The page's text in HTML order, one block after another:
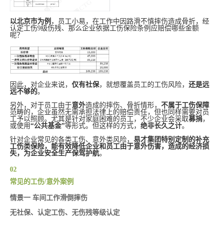
以北京市为例 ，员工小易，在工作中因路滑不慎摔伤造成骨折，经
认定工伤9级伤残、那么企业依据工伤保险条例应赔偿哪些金额
呢？
因此，对企业来说， 仅有社保，就想覆盖员工的工伤风险， 还是远
远不够的。
另外，对于员工由于意外造成的摔伤、骨折情形， 不属于工伤保障
范畴的，企业虽然无需承担法律上的赔偿责任，但也同样需要对员
工予以照顾。尤其是针对家庭困难的员工，不少企业会采取募捐，
或使用“公共基金”等形式。但这样的方式， 绝非长久之计。
针对企业常见的各类工伤、意外类风险， 易才集团特别定制的补充
工伤类保险，能有效降低企业和员工由于意外伤害，造成的经济损
失，为企业安全生产保驾护航。
02
常见的工伤/意外案例
情景一 车间工作滑倒摔伤
无社保、认定工伤、无伤残等级认定